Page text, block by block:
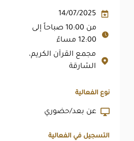
14/07/2025
من 10:00 صباحاً إلى
12:00 مساءً
مجمع القرآن الكريم،
الشارقة
نوع الفعالية
عن بعد/حضوري
التسجيل في الفعالية